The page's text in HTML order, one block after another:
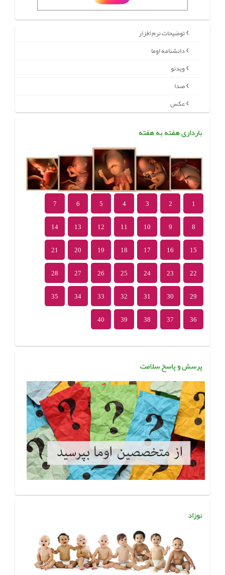
توضیحات نرم افزار
دانشنامه اوما
ویدئو
صدا
عکس
بارداری هفته به هفته
1
2
3
4
5
6
7
8
9
10
11
12
13
14
15
16
17
18
19
20
21
22
23
24
25
26
27
28
29
30
31
32
33
34
35
36
37
38
39
40
پرسش و پاسخ سلامت
نوزاد